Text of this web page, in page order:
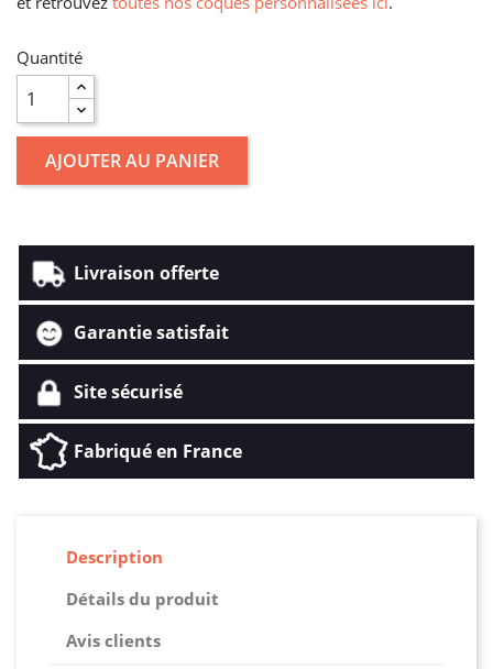
Quantité
AJOUTER AU PANIER
Livraison offerte
Garantie satisfait
Site sécurisé
Fabriqué en France
Description
Détails du produit
Avis clients